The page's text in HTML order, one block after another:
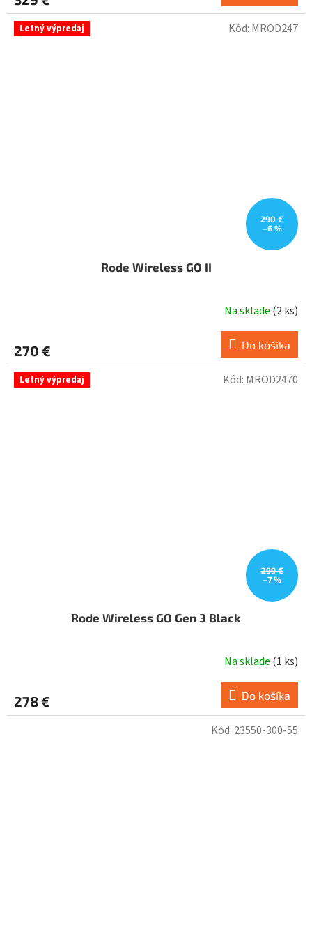
Letný výpredaj
290 €
–6 %
Rode Wireless GO II
Na sklade (2 ks)
270 € Do košíka
Kód: MROD247
Letný výpredaj
299 €
–7 %
Rode Wireless GO Gen 3 Black
Na sklade (1 ks)
278 € Do košíka
Kód: MROD2470
Kód: 23550-300-55